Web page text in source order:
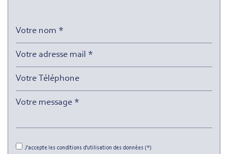
Enseignement supérieur
Mairie
statistiques
J'accepte les conditions d'utilisation des données (*)